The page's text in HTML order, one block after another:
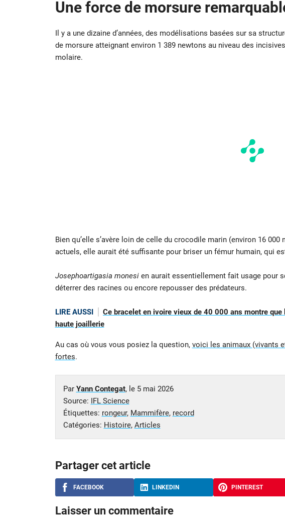
Une force de morsure
Il y a une dizaine d’années, des modélisations basées sur sa
de morsure atteignant environ 1 389 newtons au niveau des
molaire.
Bien qu’elle s’avère loin de celle du crocodile marin (environ 16
actuels, elle aurait été suffisante pour briser un fémur humain, qui
Josephoartigasia monesien aurait essentiellement fait usage pour
déterrer des racines ou encore repousser des prédateurs.
LIRE AUSSI
Ce bracelet en ivoire vieux de 40 000 ans montre
haute joaillerie
Au cas où vous vous posiez la question, voici les animaux (vivants
fortes.
Par Yann Contegat, le 5 mai 2026
Source: IFL Science
Étiquettes: rongeur, Mammifère, record
Catégories: Histoire, Articles
Partager cet article
FACEBOOK LINKEDIN PINTEREST
Laisser un commentaire